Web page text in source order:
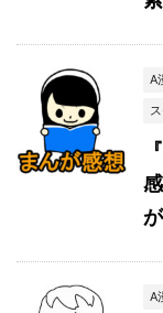
A
A